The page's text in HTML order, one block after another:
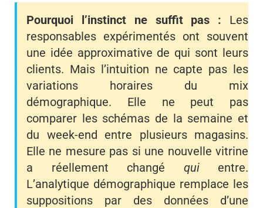
Pourquoi l’instinct ne suffit pas : Les
responsables expérimentés ont souvent
une idée approximative de qui sont leurs
clients. Mais l’intuition ne capte pas les
variations horaires du mix
démographique. Elle ne peut pas
comparer les schémas de la semaine et
du week-end entre plusieurs magasins.
Elle ne mesure pas si une nouvelle vitrine
a réellement changé quientre.
L’analytique démographique remplace les
suppositions par des données d’une